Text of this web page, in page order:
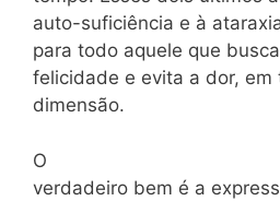
auto-suficiência e à
para todo aquele que
felicidade e evita a dor, em
dimensão.
O
verdadeiro bem é a